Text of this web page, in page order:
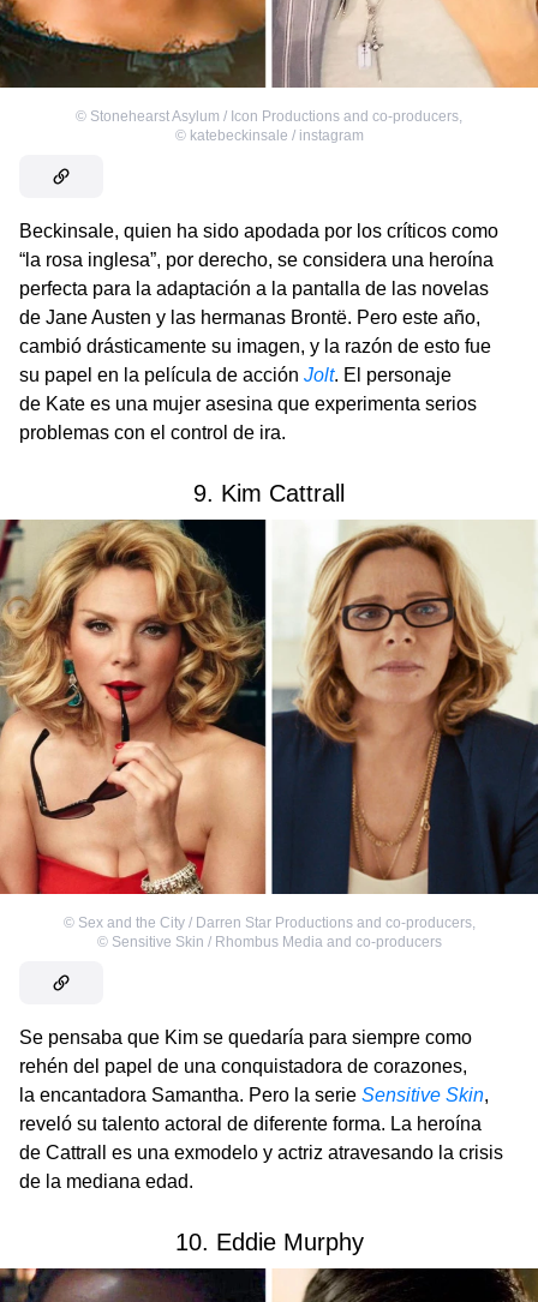
© Stonehearst Asylum / Icon Productions and co-producers
© katebeckinsale / instagram
Beckinsale, quien ha sido apodada por los críticos como
“la rosa inglesa”, por derecho, se considera una heroína
perfecta para la adaptación a la pantalla de las novelas
de Jane Austen y las hermanas Brontë. Pero este año,
cambió drásticamente su imagen, y la razón de esto fue
su papel en la película de acción Jolt. El personaje
de Kate es una mujer asesina que experimenta serios
problemas con el control de ira.
9. Kim Cattrall
© Sex and the City / Darren Star Productions and co-producers,
© Sensitive Skin / Rhombus Media and co-producers
Se pensaba que Kim se quedaría para siempre como
rehén del papel de una conquistadora de corazones,
la encantadora Samantha. Pero la serie Sensitive Skin,
reveló su talento actoral de diferente forma. La heroína
de Cattrall es una exmodelo y actriz atravesando la crisis
de la mediana edad.
10. Eddie Murphy